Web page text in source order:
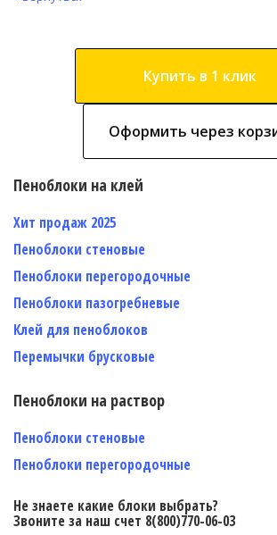
Купить в 1 клик
Оформить через
Пеноблоки на клей
Хит продаж 2025
Пеноблоки стеновые
Пеноблоки перегородочные
Пеноблоки пазогребневые
Клей для пеноблоков
Перемычки брусковые
Пеноблоки на раствор
Пеноблоки стеновые
Пеноблоки перегородочные
Не знаете какие блоки выбрать?
Звоните за наш счет 8(800)770-06-03